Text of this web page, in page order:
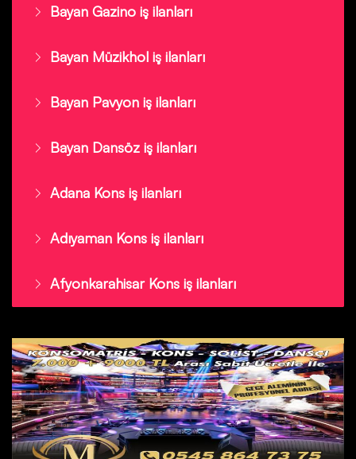
Bayan Gazino iş ilanları
Bayan Müzikhol iş ilanları
Bayan Pavyon iş ilanları
Bayan Dansöz iş ilanları
Adana Kons iş ilanları
Adıyaman Kons iş ilanları
Afyonkarahisar Kons iş ilanları